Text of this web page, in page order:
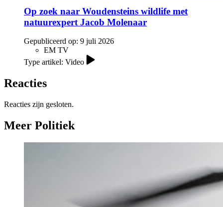
Op zoek naar Woudensteins wildlife met
natuurexpert Jacob Molenaar
Gepubliceerd op: 9 juli 2026
EM TV
Type artikel: Video
Reacties
Reacties zijn gesloten.
Meer Politiek